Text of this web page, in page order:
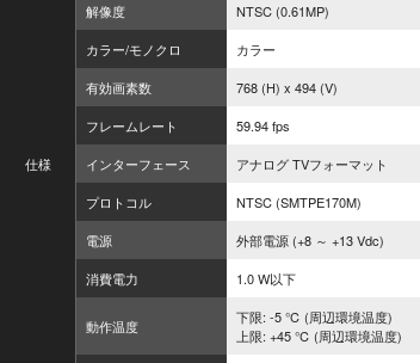
仕様
解像度
NTSC (0.61MP)
カラー/モノクロ
カラー
有効画素数
768 (H) x 494 (V)
フレームレート
59.94 fps
インターフェース
アナログ TVフォーマット
プロトコル
NTSC (SMTPE170M)
電源
外部電源 (+8 ～ +13 Vdc)
消費電力
1.0 W以下
動作温度
下限: -5 ℃ (周辺環境温度)
上限: +45 ℃ (周辺環境温度)